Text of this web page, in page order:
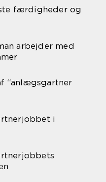
færdigheder og
arbejder med
“anlægsgartner
i